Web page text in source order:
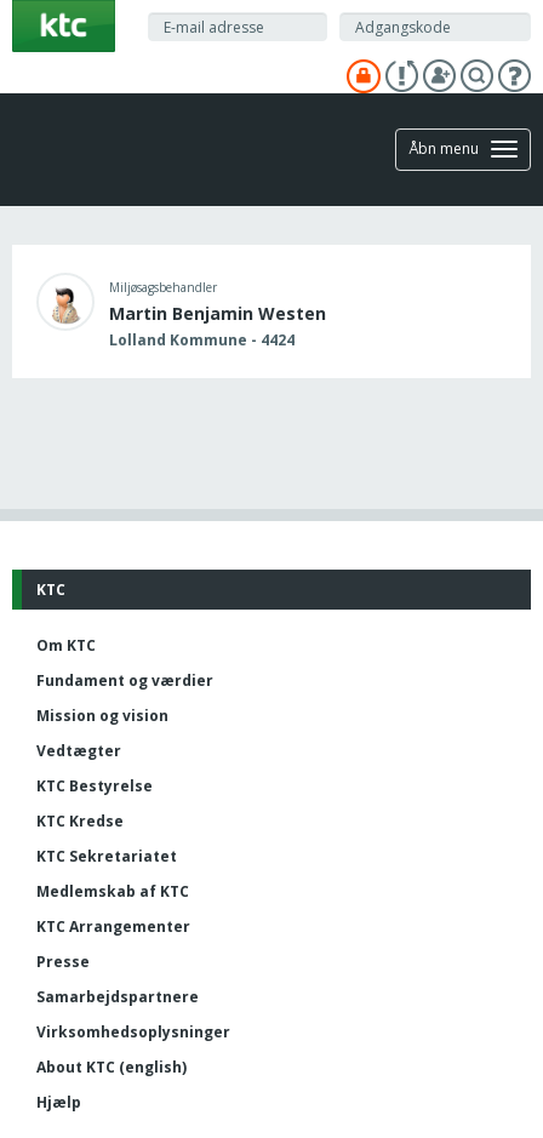
hovedindhold
Åbn menu
Miljøsagsbehandler
Martin Benjamin Westen
Lolland Kommune - 4424
KTC
Om KTC
Fundament og værdier
Mission og vision
Vedtægter
KTC Bestyrelse
KTC Kredse
KTC Sekretariatet
Medlemskab af KTC
KTC Arrangementer
Presse
Samarbejdspartnere
Virksomhedsoplysninger
About KTC (english)
Hjælp